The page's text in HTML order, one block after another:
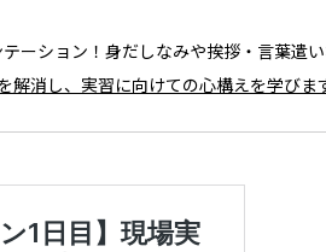
ーション！身だしなみや挨拶・言葉遣
解消し、実習に向けての心構えを学びま